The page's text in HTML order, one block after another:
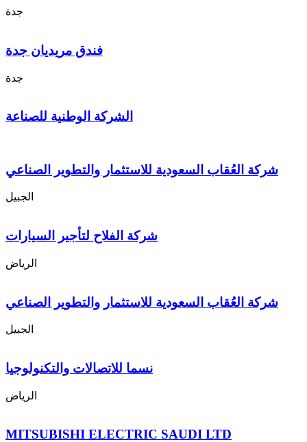
جدة
فندق مريديان جدة
جدة
الشركة الوطنية للصناعة
شركة العُقاب السعودية للاستثمار والتطوير الصناعي
الجبيل
شركة الفلاح لتأجير السيارات
الرياض
شركة العُقاب السعودية للاستثمار والتطوير الصناعي
الجبيل
نسما للاتصالات والتكنولوجيا
الرياض
MITSUBISHI ELECTRIC SAUDI LTD